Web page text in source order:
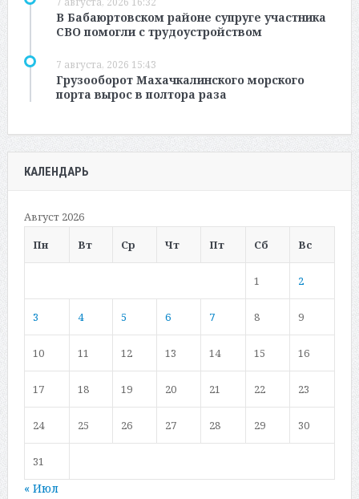
В Бабаюртовском районе супруге участника
СВО помогли с трудоустройством
7 августа, 2026 15:43
Грузооборот Махачкалинского морского
порта вырос в полтора раза
КАЛЕНДАРЬ
Август 2026
Пн
Вт Ср Чт Пт Сб Вс
1 2
3 4 5 6 7 8 9
10 11 12 13 14 15 16
17 18 19 20 21 22 23
24 25 26 27 28 29 30
31
« Июл